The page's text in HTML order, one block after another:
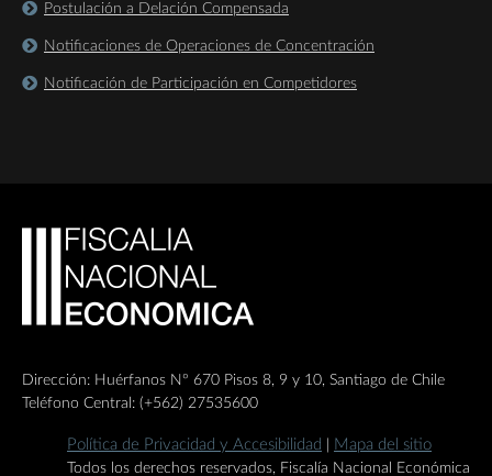
Postulación a Delación Compensada
Notificaciones de Operaciones de Concentración
Notificación de Participación en Competidores
Dirección: Huérfanos Nº 670 Pisos 8, 9 y 10, Santiago de Chile
Teléfono Central: (+562) 27535600
Política de Privacidad y Accesibilidad Mapa del sitio
Todos los derechos reservados, Fiscalía Nacional Económica